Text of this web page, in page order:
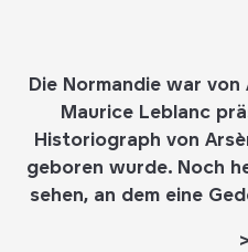
Die Normandie war
Maurice Leblanc
Historiograph von
geboren wurde. Noch
sehen, an dem eine